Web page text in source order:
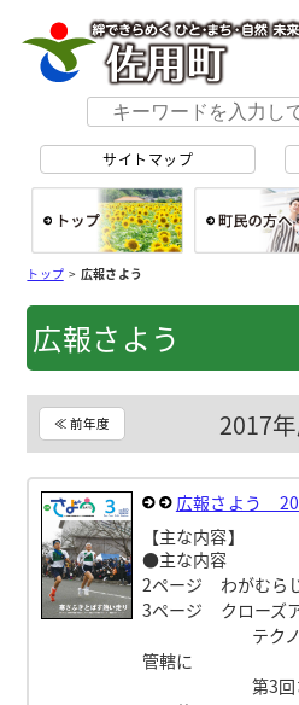
サイトマップ
トップ>広報さよう
広報さよう
≪ 前年度 2017
広報さよう
【主な内容】
●主な内容
2ページ わがむら
3ページ クローズ
テクノ消防
管轄に
第3回さよう